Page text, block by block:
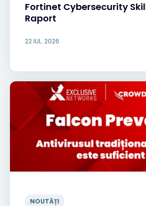
Fortinet Cybersecurity
Raport
22 IUL. 2026
NOUTĂȚI